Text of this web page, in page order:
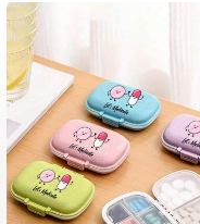
4,87